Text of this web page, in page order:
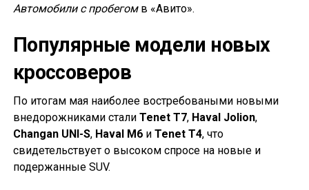
Автомобили с пробегомв «Авито».
Популярные модели новых
кроссоверов
По итогам мая наиболее востребоваными новыми
внедорожниками стали Tenet T7, Haval Jolion,
Changan UNI-S, Haval M6и Tenet T4, что
свидетельствует о высоком спросе на новые и
подержанные SUV.